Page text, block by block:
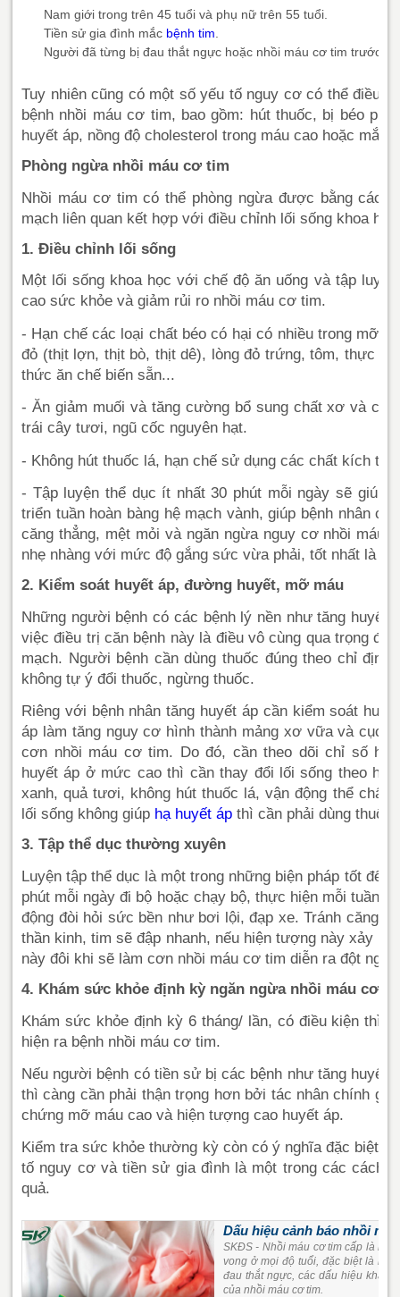
Nam giới trong trên 45 tuổi và phụ nữ trên 55 tuổi.
Tiền sử gia đình mắc bệnh tim
Người đã từng bị đau thắt ngực hoặc nhồi máu cơ tim trước
Tuy nhiên cũng có một số yếu tố nguy cơ có thể điều
bệnh nhồi máu cơ tim, bao gồm: hút thuốc, bị béo
huyết áp, nồng độ cholesterol trong máu cao hoặc mắc
Phòng ngừa nhồi máu cơ tim
Nhồi máu cơ tim có thể phòng ngừa được bằng
mạch liên quan kết hợp với điều chỉnh lối sống khoa
1. Điều chỉnh lối sống
Một lối sống khoa học với chế độ ăn uống và tập
cao sức khỏe và giảm rủi ro nhồi máu cơ tim.
- Hạn chế các loại chất béo có hại có nhiều trong mỡ,
đỏ (thịt lợn, thịt bò, thịt dê), lòng đỏ trứng, tôm, thực
thức ăn chế biến sẵn...
- Ăn giảm muối và tăng cường bổ sung chất xơ và
trái cây tươi, ngũ cốc nguyên hạt.
- Không hút thuốc lá, hạn chế sử dụng các chất kích
- Tập luyện thể dục ít nhất 30 phút mỗi ngày sẽ giúp
triển tuần hoàn bàng hệ mạch vành, giúp bệnh nhân
căng thẳng, mệt mỏi và ngăn ngừa nguy cơ nhồi máu
nhẹ nhàng với mức độ gắng sức vừa phải, tốt nhất là đi
2. Kiểm soát huyết áp, đường huyết, mỡ máu
Những người bệnh có các bệnh lý nền như tăng huyết
việc điều trị căn bệnh này là điều vô cùng qua trọng để
mạch. Người bệnh cần dùng thuốc đúng theo chỉ
không tự ý đổi thuốc, ngừng thuốc.
Riêng với bệnh nhân tăng huyết áp cần kiểm soát
áp làm tăng nguy cơ hình thành mảng xơ vữa và cục
cơn nhồi máu cơ tim. Do đó, cần theo dõi chỉ số
huyết áp ở mức cao thì cần thay đổi lối sống theo
xanh, quả tươi, không hút thuốc lá, vận động thể chất
lối sống không giúp hạ huyết áp thì cần phải dùng thuốc
3. Tập thể dục thường xuyên
Luyện tập thể dục là một trong những biện pháp tốt để
phút mỗi ngày đi bộ hoặc chạy bộ, thực hiện mỗi tuần
động đòi hỏi sức bền như bơi lội, đạp xe. Tránh căng
thần kinh, tim sẽ đập nhanh, nếu hiện tượng này xảy ra
này đôi khi sẽ làm cơn nhồi máu cơ tim diễn ra đột
4. Khám sức khỏe định kỳ ngăn ngừa nhồi máu cơ
Khám sức khỏe định kỳ 6 tháng/ lần, có điều kiện thì
hiện ra bệnh nhồi máu cơ tim.
Nếu người bệnh có tiền sử bị các bệnh như tăng huyết
thì càng cần phải thận trọng hơn bởi tác nhân chính
chứng mỡ máu cao và hiện tượng cao huyết áp.
Kiểm tra sức khỏe thường kỳ còn có ý nghĩa đặc biệt
tố nguy cơ và tiền sử gia đình là một trong các cách
quả.
Dấu hiệu cảnh báo nhồi
SKĐS - Nhồi máu cơ tim cấp là
vong ở mọi độ tuổi, đặc biệt là
đau thắt ngực, các dấu hiệu khác
của nhồi máu cơ tim.